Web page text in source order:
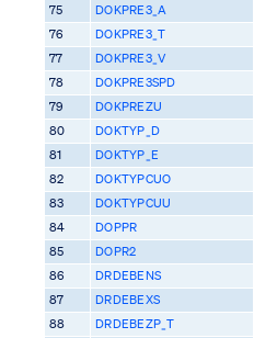
75
DOKPRE3_A
76
DOKPRE3_T
77
DOKPRE3_V
78
DOKPRE3SPD
79
DOKPREZU
80
DOKTYP_D
81
DOKTYP_E
82
DOKTYPCUO
83
DOKTYPCUU
84
DOPPR
85
DOPR2
86
DRDEBENS
87
DRDEBEXS
88
DRDEBEZP_T